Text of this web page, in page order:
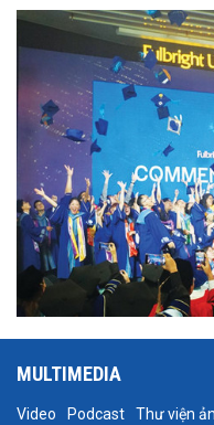
hết sợ.
MULTIMEDIA
Video Podcast Thư viện